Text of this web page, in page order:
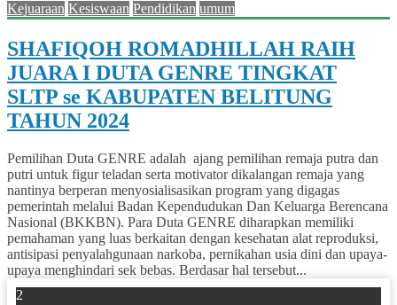
Kejuaraan Kesiswaan Pendidikan umum
SHAFIQOH ROMADHILLAH RAIH
JUARA I DUTA GENRE TINGKAT
SLTP se KABUPATEN BELITUNG
TAHUN 2024
Pemilihan Duta GENRE adalah ajang pemilihan remaja putra dan
putri untuk figur teladan serta motivator dikalangan remaja yang
nantinya berperan menyosialisasikan program yang digagas
pemerintah melalui Badan Kependudukan Dan Keluarga Berencana
Nasional (BKKBN). Para Duta GENRE diharapkan memiliki
pemahaman yang luas berkaitan dengan kesehatan alat reproduksi,
antisipasi penyalahgunaan narkoba, pernikahan usia dini dan upaya-
upaya menghindari sek bebas. Berdasar hal tersebut...
2